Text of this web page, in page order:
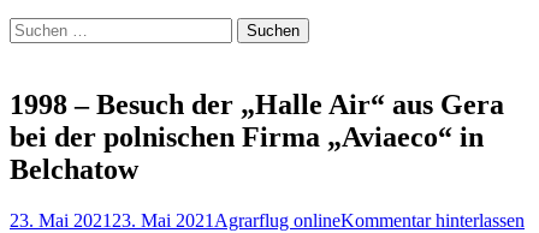
Suchen
Suchen
nach:
1998 – Besuch der „Halle Air“ aus Gera
bei der polnischen Firma „Aviaeco“ in
Belchatow
Posted
23. Mai 2021 23. Mai 2021 Autor
Agrarflug onlineKommentar hinterlassen